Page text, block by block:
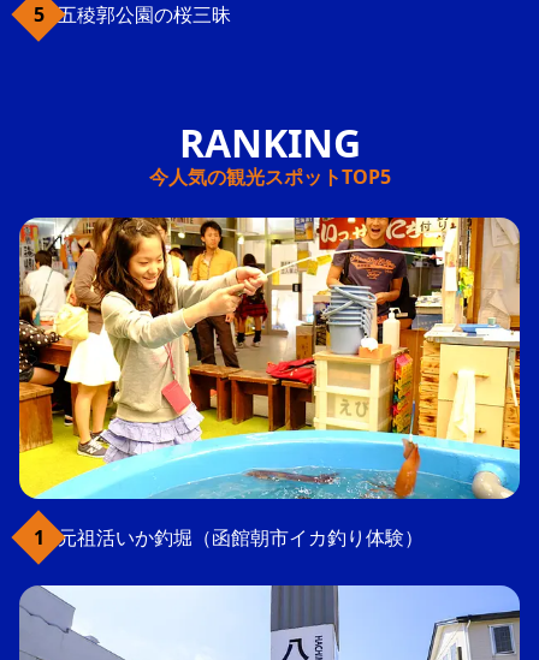
五稜郭公園の桜三昧
今人気の観光スポットTOP5
元祖活いか釣堀（函館朝市イカ釣り体験）